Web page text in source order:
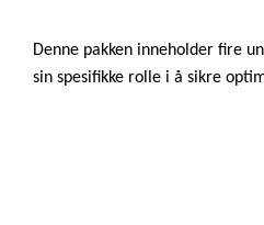
Denne pakken inneholder fire
sin spesifikke rolle i å sikre